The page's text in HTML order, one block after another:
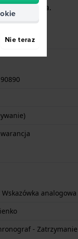
gwarancja.
analogowa
-
Nie teraz